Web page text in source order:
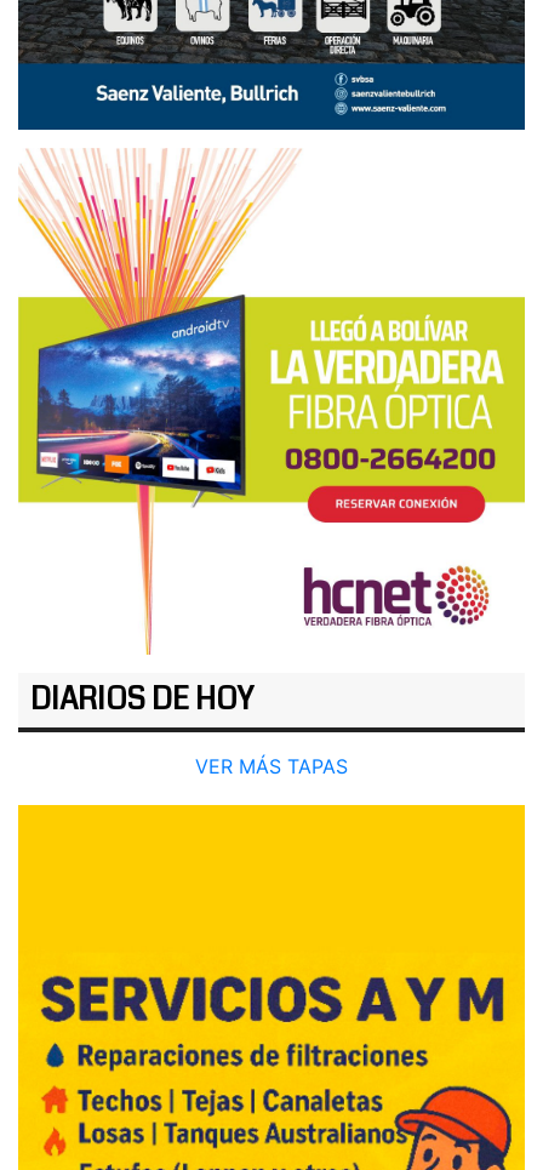
DIARIOS DE HOY
VER MÁS TAPAS